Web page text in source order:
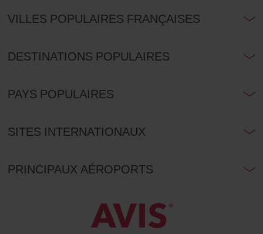
VILLES POPULAIRES FRANÇAISES
DESTINATIONS POPULAIRES
PAYS POPULAIRES
SITES INTERNATIONAUX
PRINCIPAUX AÉROPORTS